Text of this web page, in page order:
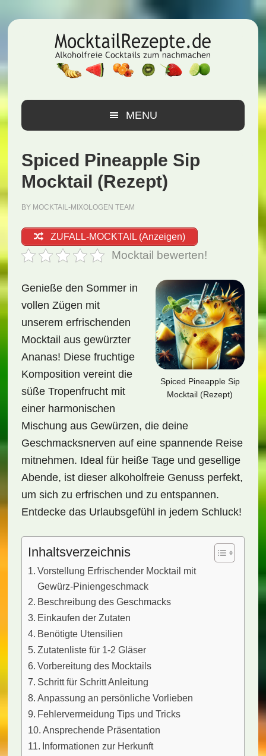
Hauptnavigation
Inhalt
Seitenspalte
MENU
Spiced Pineapple Sip
Mocktail (Rezept)
BY MOCKTAIL-MIXOLOGEN TEAM
ZUFALL-MOCKTAIL (Anzeigen)
Mocktail bewerten!
Spiced Pineapple Sip
Mocktail (Rezept)
Genieße den Sommer in
vollen Zügen mit
unserem erfrischenden
Mocktail aus gewürzter
Ananas! Diese fruchtige
Komposition vereint die
süße Tropenfrucht mit
einer harmonischen
Mischung aus Gewürzen, die deine
Geschmacksnerven auf eine spannende Reise
mitnehmen. Ideal für heiße Tage und gesellige
Abende, ist dieser alkoholfreie Genuss perfekt,
um sich zu erfrischen und zu entspannen.
Entdecke das Urlaubsgefühl in jedem Schluck!
Inhaltsverzeichnis
Vorstellung Erfrischender Mocktail mit
Gewürz-Piniengeschmack
Beschreibung des Geschmacks
Einkaufen der Zutaten
Benötigte Utensilien
Zutatenliste für 1-2 Gläser
Vorbereitung des Mocktails
Schritt für Schritt Anleitung
Anpassung an persönliche Vorlieben
Fehlervermeidung Tips und Tricks
Ansprechende Präsentation
Informationen zur Herkunft